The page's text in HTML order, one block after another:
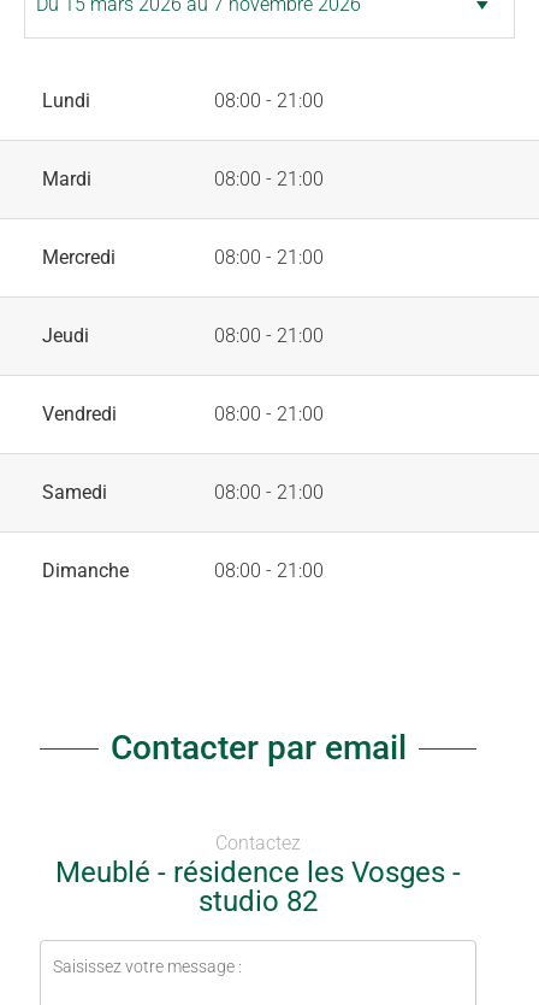
Lundi 08:00 - 21:00
Mardi 08:00 - 21:00
Mercredi 08:00 - 21:00
Jeudi 08:00 - 21:00
Vendredi 08:00 - 21:00
Samedi 08:00 - 21:00
Dimanche 08:00 - 21:00
Contacter par email
Contactez
Meublé - résidence les Vosges -
studio 82